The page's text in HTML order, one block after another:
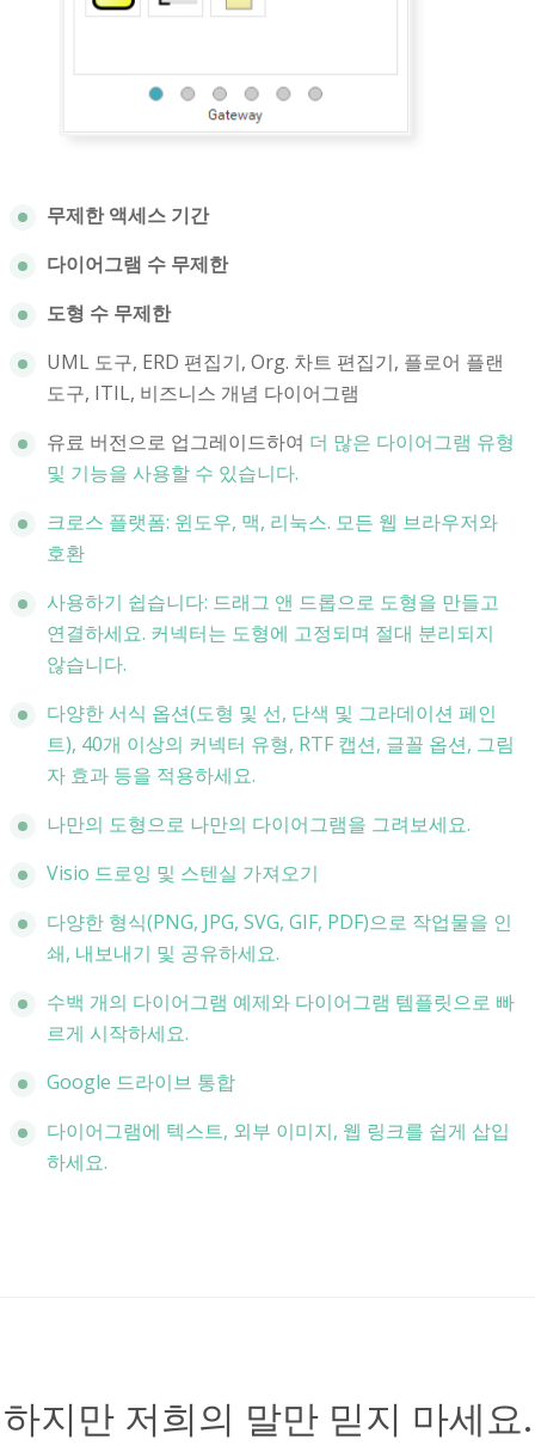
무제한 액세스 기간
다이어그램 수 무제한
도형 수 무제한
UML 도구, ERD 편집기, Org. 차트 편집기, 플로어 플랜
도구, ITIL, 비즈니스 개념 다이어그램
유료 버전으로 업그레이드하여 더 많은 다이어그램 유형
및 기능을 사용할 수 있습니다.
크로스 플랫폼: 윈도우, 맥, 리눅스. 모든 웹 브라우저와
호환
사용하기 쉽습니다: 드래그 앤 드롭으로 도형을 만들고
연결하세요. 커넥터는 도형에 고정되며 절대 분리되지
않습니다.
다양한 서식 옵션(도형 및 선, 단색 및 그라데이션 페인
트), 40개 이상의 커넥터 유형, RTF 캡션, 글꼴 옵션, 그림
자 효과 등을 적용하세요.
나만의 도형으로 나만의 다이어그램을 그려보세요.
Visio 드로잉 및 스텐실 가져오기
다양한 형식(PNG, JPG, SVG, GIF, PDF)으로 작업물을 인
쇄, 내보내기 및 공유하세요.
수백 개의 다이어그램 예제와 다이어그램 템플릿으로 빠
르게 시작하세요.
Google 드라이브 통합
다이어그램에 텍스트, 외부 이미지, 웹 링크를 쉽게 삽입
하세요.
하지만 저희의 말만 믿지 마세요.